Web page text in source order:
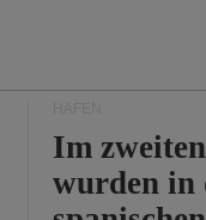
Im
wurden in